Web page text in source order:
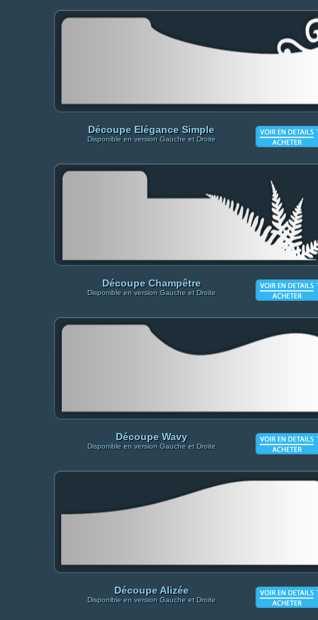
Découpe Elégance Simple
Disponible en version Gauche et Droite
Découpe Champêtre
Disponible en version Gauche et Droite
Découpe Wavy
Disponible en version Gauche et Droite
Découpe Alizée
Disponible en version Gauche et Droite